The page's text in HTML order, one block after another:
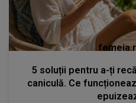
5 soluții pentru a-ți
caniculă. Ce